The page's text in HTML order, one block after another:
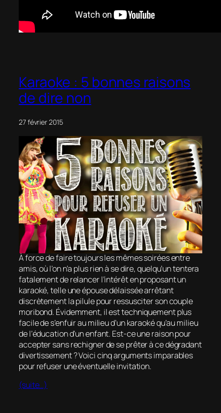
Karaoke : 5 bonnes raisons
de dire non
27 février 2015
À force de faire toujours les mêmes soirées entre
amis, où l’on n’a plus rien à se dire, quelqu’un tentera
fatalement de relancer l’intérêt en proposant un
karaoké, telle une épouse délaissée arrêtant
discrètement la pilule pour ressusciter son couple
moribond. Évidemment, il est techniquement plus
facile de s’enfuir au milieu d’un karaoké qu’au milieu
de l’éducation d’un enfant. Est-ce une raison pour
accepter sans rechigner de se prêter à ce dégradant
divertissement ? Voici cinq arguments imparables
pour refuser une éventuelle invitation.
(suite…)